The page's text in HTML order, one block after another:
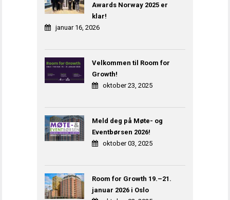
Awards Norway 2025 er
klar!
januar 16, 2026
Velkommen til Room for
Growth!
oktober 23, 2025
Meld deg på Møte- og
Eventbørsen 2026!
oktober 03, 2025
Room for Growth 19.–21.
januar 2026 i Oslo